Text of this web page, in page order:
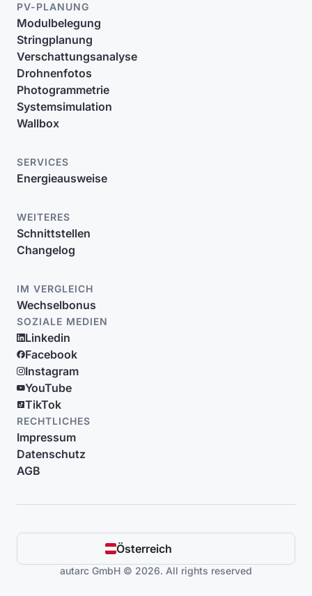
PV-PLANUNG
Modulbelegung
Stringplanung
Verschattungsanalyse
Drohnenfotos
Photogrammetrie
Systemsimulation
Wallbox
SERVICES
Energieausweise
WEITERES
Schnittstellen
Changelog
IM VERGLEICH
Wechselbonus
SOZIALE MEDIEN
Linkedin
Facebook
Instagram
YouTube
TikTok
RECHTLICHES
Impressum
Datenschutz
AGB
Österreich
autarc GmbH © 2026. All rights reserved